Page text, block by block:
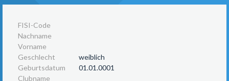
FISI-Code
Nachname
Vorname
Geschlecht
weiblich
Geburtsdatum
01.01.0001
Clubname